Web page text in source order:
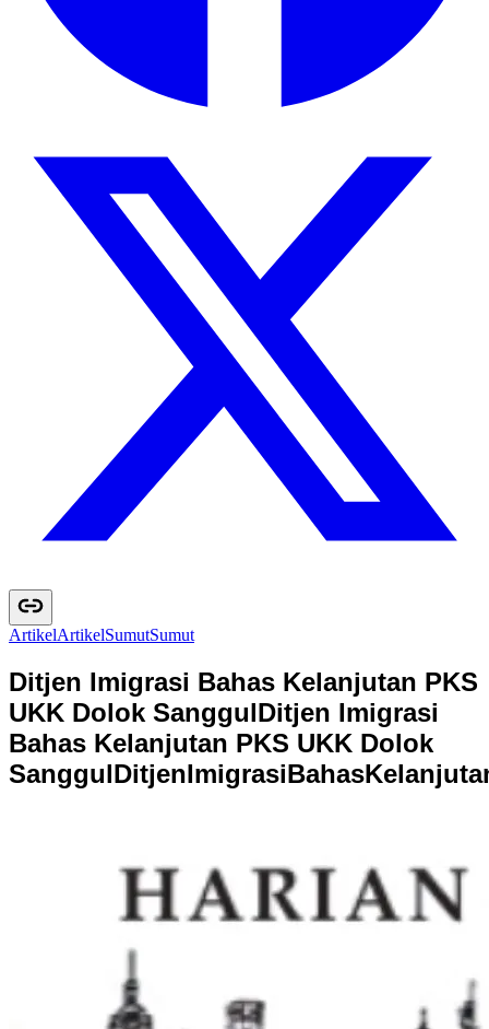
ArtikelArtikelSumutSumut
Ditjen Imigrasi Bahas Kelanjutan PKS
UKK Dolok SanggulDitjen Imigrasi
Bahas Kelanjutan PKS UKK Dolok
SanggulDitjenImigrasiBahasKelanjuta